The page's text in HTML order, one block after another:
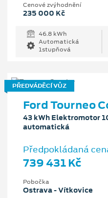
Cenové zvýhodnění
235 000 Kč
46.8 kWh
Automatická
1stupňová
PŘEDVÁDĚCÍ VŮZ
Ford Tourneo
43 kWh Elektromotor
automatická
Předpokládaná
739 431 Kč
Pobočka
Ostrava - Vítkovice